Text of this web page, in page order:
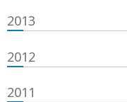
2013
2012
2011